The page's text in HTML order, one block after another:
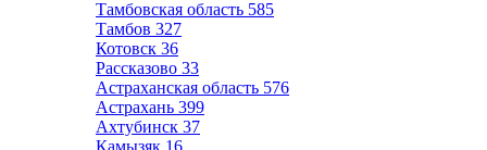
Тамбовская область 585
Тамбов 327
Котовск 36
Рассказово 33
Астраханская область 576
Астрахань 399
Ахтубинск 37
Камызяк 16